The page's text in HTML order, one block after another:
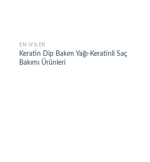
Add to
wishlist
EN İYILER
Keratin Dip Bakım Yağı-Keratinli Saç
Bakımı Ürünleri